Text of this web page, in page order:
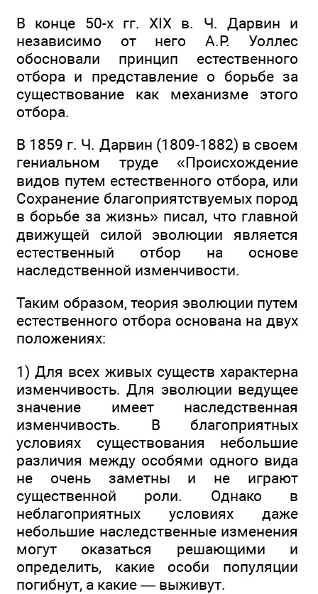
В конце 50-х гг. XIX в. Ч. Дарвин и
независимо от него А.Р. Уоллес
обосновали принцип естественного
отбора и представление о борьбе за
существование как механизме этого
отбора.
В 1859 г. Ч. Дарвин (1809-1882) в своем
гениальном труде «Происхождение
видов путем естественного отбора, или
Сохранение благоприятствуемых пород
в борьбе за жизнь» писал, что главной
движущей силой эволюции является
естественный отбор на основе
наследственной изменчивости.
Таким образом, теория эволюции путем
естественного отбора основана на двух
положениях:
1) Для всех живых существ характерна
изменчивость. Для эволюции ведущее
значение имеет наследственная
изменчивость. В благоприятных
условиях существования небольшие
различия между особями одного вида
не очень заметны и не играют
существенной роли. Однако в
неблагоприятных условиях даже
небольшие наследственные изменения
могут оказаться решающими и
определить, какие особи популяции
погибнут, а какие — выживут.